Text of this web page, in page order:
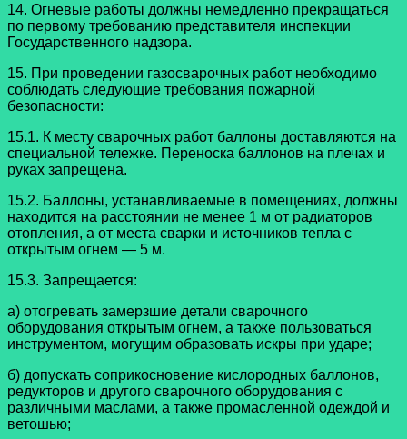
14. Огневые работы должны немедленно прекращаться
по первому требованию представителя инспекции
Государственного надзора.
15. При проведении газосварочных работ необходимо
соблюдать следующие требования пожарной
безопасности:
15.1. К месту сварочных работ баллоны доставляются на
специальной тележке. Переноска баллонов на плечах и
руках запрещена.
15.2. Баллоны, устанавливаемые в помещениях, должны
находится на расстоянии не менее 1 м от радиаторов
отопления, а от места сварки и источников тепла с
открытым огнем — 5 м.
15.3. Запрещается:
а) отогревать замерзшие детали сварочного
оборудования открытым огнем, а также пользоваться
инструментом, могущим образовать искры при ударе;
б) допускать соприкосновение кислородных баллонов,
редукторов и другого сварочного оборудования с
различными маслами, а также промасленной одеждой и
ветошью;